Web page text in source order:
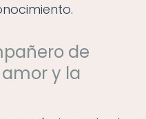
de
amor y la